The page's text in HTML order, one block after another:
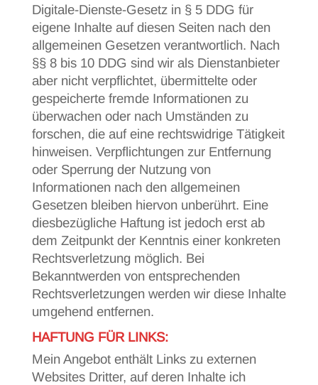
Digitale-Dienste-Gesetz in § 5 DDG für
eigene Inhalte auf diesen Seiten nach den
allgemeinen Gesetzen verantwortlich. Nach
§§ 8 bis 10 DDG sind wir als Dienstanbieter
aber nicht verpflichtet, übermittelte oder
gespeicherte fremde Informationen zu
überwachen oder nach Umständen zu
forschen, die auf eine rechtswidrige Tätigkeit
hinweisen. Verpflichtungen zur Entfernung
oder Sperrung der Nutzung von
Informationen nach den allgemeinen
Gesetzen bleiben hiervon unberührt. Eine
diesbezügliche Haftung ist jedoch erst ab
dem Zeitpunkt der Kenntnis einer konkreten
Rechtsverletzung möglich. Bei
Bekanntwerden von entsprechenden
Rechtsverletzungen werden wir diese Inhalte
umgehend entfernen.
HAFTUNG FÜR LINKS:
Mein Angebot enthält Links zu externen
Websites Dritter, auf deren Inhalte ich